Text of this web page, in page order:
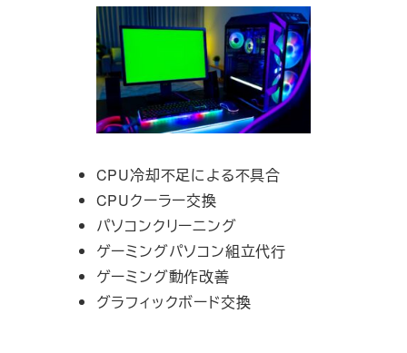
CPU冷却不足による不具合
CPUクーラー交換
パソコンクリーニング
ゲーミングパソコン組立代行
ゲーミング動作改善
グラフィックボード交換